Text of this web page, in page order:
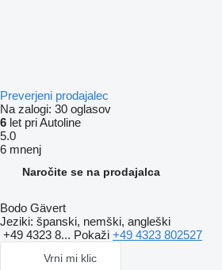
Preverjeni prodajalec
Na zalogi: 30 oglasov
6 let pri Autoline
5.0
6 mnenj
Naročite se na prodajalca
Bodo Gävert
Jeziki: španski, nemški, angleški
+49 4323 8... Pokaži +49 4323 802527
Vrni mi klic